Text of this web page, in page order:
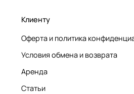
Клиенту
Оферта и политика
Условия обмена и возврата
Аренда
Статьи